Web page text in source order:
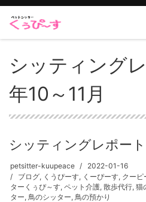
シッティング
年10～11月
シッティングレポー
petsitter-kuupeace
2022-01-16
ブログ, くうぴーす, くーぴーす, クーピ
ターくぅぴ～す, ペット介護, 散歩代行, 猫
ター, 鳥のシッター, 鳥の預かり